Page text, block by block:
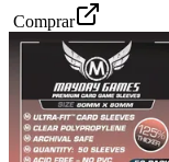
Comprar